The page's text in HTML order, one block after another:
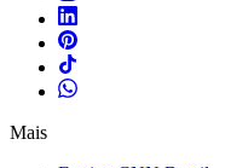
Mais